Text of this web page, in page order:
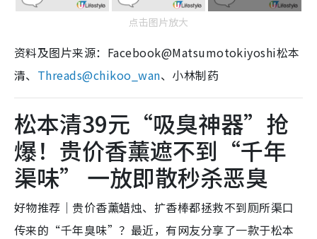
点击图片放大
资料及图片来源：Facebook@Matsumotokiyoshi松本
清、 Threads@chikoo_wan、小林制药
松本清39元“吸臭神器”抢
爆！贵价香薰遮不到“千年
渠味” 一放即散秒杀恶臭
好物推荐｜贵价香薰蜡烛、扩香棒都拯救不到厕所渠口
传来的“千年臭味”？最近，有网友分享了一款于松本